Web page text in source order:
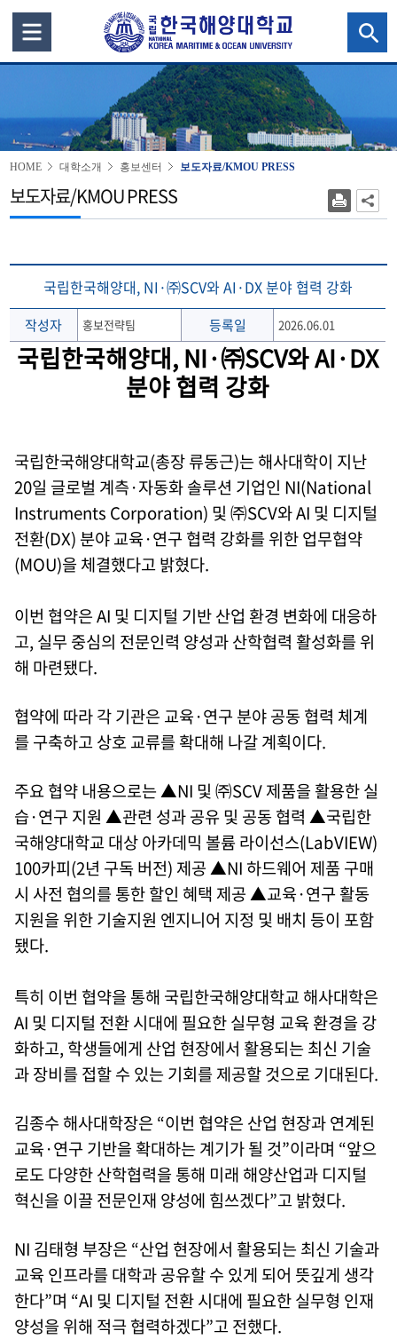
HOME 대학소개 홍보센터 보도자료/KMOU PRESS
보도자료/KMOU PRESS
국립한국해양대, NI·㈜SCV와 AI·DX 분야 협력 강화
작성자 홍보전략팀 등록일 2026.06.01
국립한국해양대, NI·㈜SCV와 AI·DX
분야 협력 강화
국립한국해양대학교(총장 류동근)는 해사대학이 지난
20일 글로벌 계측·자동화 솔루션 기업인 NI(National
Instruments Corporation) 및 ㈜SCV와 AI 및 디지털
전환(DX) 분야 교육·연구 협력 강화를 위한 업무협약
(MOU)을 체결했다고 밝혔다.
이번 협약은 AI 및 디지털 기반 산업 환경 변화에 대응하
고, 실무 중심의 전문인력 양성과 산학협력 활성화를 위
해 마련됐다.
협약에 따라 각 기관은 교육·연구 분야 공동 협력 체계
를 구축하고 상호 교류를 확대해 나갈 계획이다.
주요 협약 내용으로는 ▲NI 및 ㈜SCV 제품을 활용한 실
습·연구 지원 ▲관련 성과 공유 및 공동 협력 ▲국립한
국해양대학교 대상 아카데믹 볼륨 라이선스(LabVIEW)
100카피(2년 구독 버전) 제공 ▲NI 하드웨어 제품 구매
시 사전 협의를 통한 할인 혜택 제공 ▲교육·연구 활동
지원을 위한 기술지원 엔지니어 지정 및 배치 등이 포함
됐다.
특히 이번 협약을 통해 국립한국해양대학교 해사대학은
AI 및 디지털 전환 시대에 필요한 실무형 교육 환경을 강
화하고, 학생들에게 산업 현장에서 활용되는 최신 기술
과 장비를 접할 수 있는 기회를 제공할 것으로 기대된다.
김종수 해사대학장은 “이번 협약은 산업 현장과 연계된
교육·연구 기반을 확대하는 계기가 될 것”이라며 “앞으
로도 다양한 산학협력을 통해 미래 해양산업과 디지털
혁신을 이끌 전문인재 양성에 힘쓰겠다”고 밝혔다.
NI 김태형 부장은 “산업 현장에서 활용되는 최신 기술과
교육 인프라를 대학과 공유할 수 있게 되어 뜻깊게 생각
한다”며 “AI 및 디지털 전환 시대에 필요한 실무형 인재
양성을 위해 적극 협력하겠다”고 전했다.